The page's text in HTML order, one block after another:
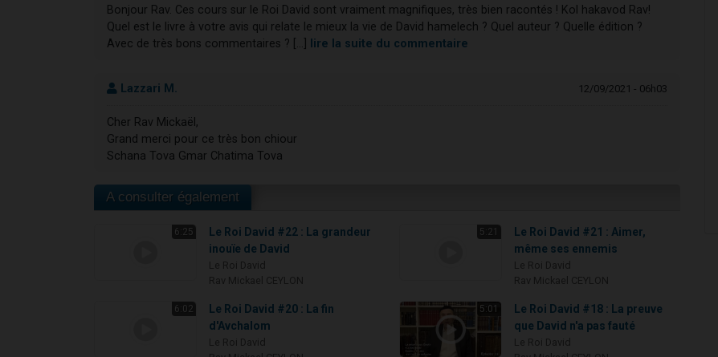
Bonjour Rav. Ces cours sur le Roi David sont vraiment magnifiques, très bien racontés ! Kol hakavod Rav!
Quel est le livre à votre avis qui relate le mieux la vie de David hamelech ? Quel auteur ? Quelle édition ?
Avec de très bons commentaires ? [...]
lire la suite du commentaire
Lazzari M. 12/09/2021 - 06h03
Cher Rav Mickaël,
Grand merci pour ce très bon chiour
Schana Tova Gmar Chatima Tova
A consulter également
6:25
Le Roi David #22 : La grandeur
inouïe de David
5:21
Le Roi David #21 : Aimer,
même ses ennemis
6:02
Le Roi David #20 : La fin
d'Avchalom
5:01
Le Roi David #18 : La preuve
que David n'a pas fauté